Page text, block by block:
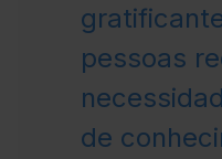
pessoas
de